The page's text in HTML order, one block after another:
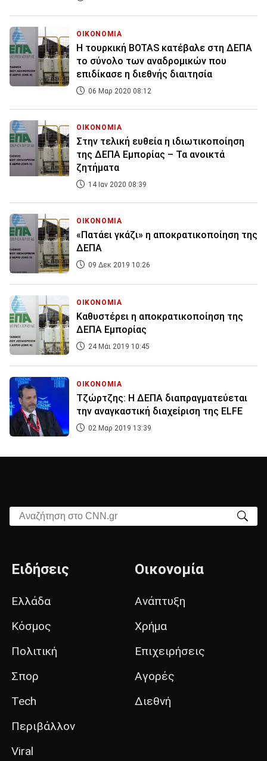
ΟΙΚΟΝΟΜΙΑ
Η τουρκική BOTAS κατέβαλε στη ΔΕΠΑ
το σύνολο των αναδρομικών που
επιδίκασε η διεθνής διαιτησία
06 Μαρ 2020 08:12
ΟΙΚΟΝΟΜΙΑ
Στην τελική ευθεία η ιδιωτικοποίηση
της ΔΕΠΑ Εμπορίας – Τα ανοικτά
ζητήματα
14 Ιαν 2020 08:39
ΟΙΚΟΝΟΜΙΑ
«Πατάει γκάζι» η αποκρατικοποίηση της
ΔΕΠΑ
09 Δεκ 2019 10:26
ΟΙΚΟΝΟΜΙΑ
Καθυστέρει η αποκρατικοποίηση της
ΔΕΠΑ Εμπορίας
24 Μάι 2019 10:45
ΟΙΚΟΝΟΜΙΑ
Τζώρτζης: Η ΔΕΠΑ διαπραγματεύεται
την αναγκαστική διαχείριση της ELFE
02 Μαρ 2019 13:39
Αναζήτηση στο CNN.gr
Ειδήσεις
Ελλάδα
Κόσμος
Πολιτική
Σπορ
Tech
Περιβάλλον
Viral
Οικονομία
Ανάπτυξη
Χρήμα
Επιχειρήσεις
Αγορές
Διεθνή